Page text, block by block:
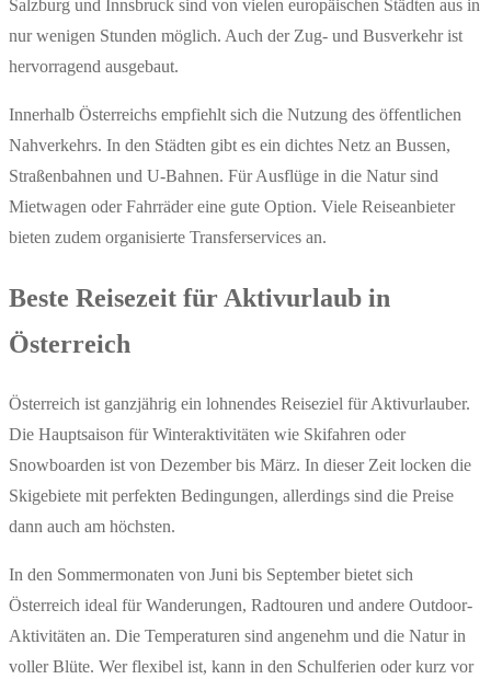
Salzburg und Innsbruck sind von vielen europäischen Städten aus in
nur wenigen Stunden möglich. Auch der Zug- und Busverkehr ist
hervorragend ausgebaut.
Innerhalb Österreichs empfiehlt sich die Nutzung des öffentlichen
Nahverkehrs. In den Städten gibt es ein dichtes Netz an Bussen,
Straßenbahnen und U-Bahnen. Für Ausflüge in die Natur sind
Mietwagen oder Fahrräder eine gute Option. Viele Reiseanbieter
bieten zudem organisierte Transferservices an.
Beste Reisezeit für Aktivurlaub in
Österreich
Österreich ist ganzjährig ein lohnendes Reiseziel für Aktivurlauber.
Die Hauptsaison für Winteraktivitäten wie Skifahren oder
Snowboarden ist von Dezember bis März. In dieser Zeit locken die
Skigebiete mit perfekten Bedingungen, allerdings sind die Preise
dann auch am höchsten.
In den Sommermonaten von Juni bis September bietet sich
Österreich ideal für Wanderungen, Radtouren und andere Outdoor-
Aktivitäten an. Die Temperaturen sind angenehm und die Natur in
voller Blüte. Wer flexibel ist, kann in den Schulferien oder kurz vor